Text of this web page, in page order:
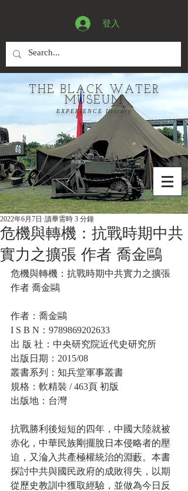
登入
THE BLACK WATER
MUSEUM
EXPERIENCE History
危機與轉機：抗戰時期中共
實力之擴張 作者 喬金鷗
2022年6月7日 讀畢需時 3 分鐘
危機與轉機：抗戰時期中共實力之擴張
作者 喬金鷗
作者：喬金鷗
I S B N：9789869202633
出 版 社：中央研究院近代史研究所
出版日期：2015/08
叢書系列：知兵堂軍事叢書
規格：軟精裝 / 463頁 初版
出版地：台灣
抗戰勝利後短短的四年，中國大陸就被
赤化，中華民族剛擺脫日本侵略者的壓
迫，又淪入共產極權統治的淵藪。本書
探討中共與國民政府的成敗得失，以期
從歷史教訓中獲取經驗，並做為今日反